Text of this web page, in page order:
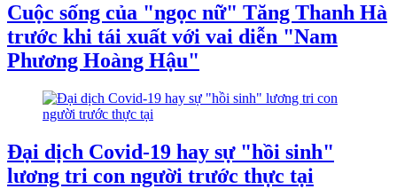
Cuộc sống của "ngọc nữ" Tăng Thanh Hà
trước khi tái xuất với vai diễn "Nam
Phương Hoàng Hậu"
Đại dịch Covid-19 hay sự "hồi sinh"
lương tri con người trước thực tại